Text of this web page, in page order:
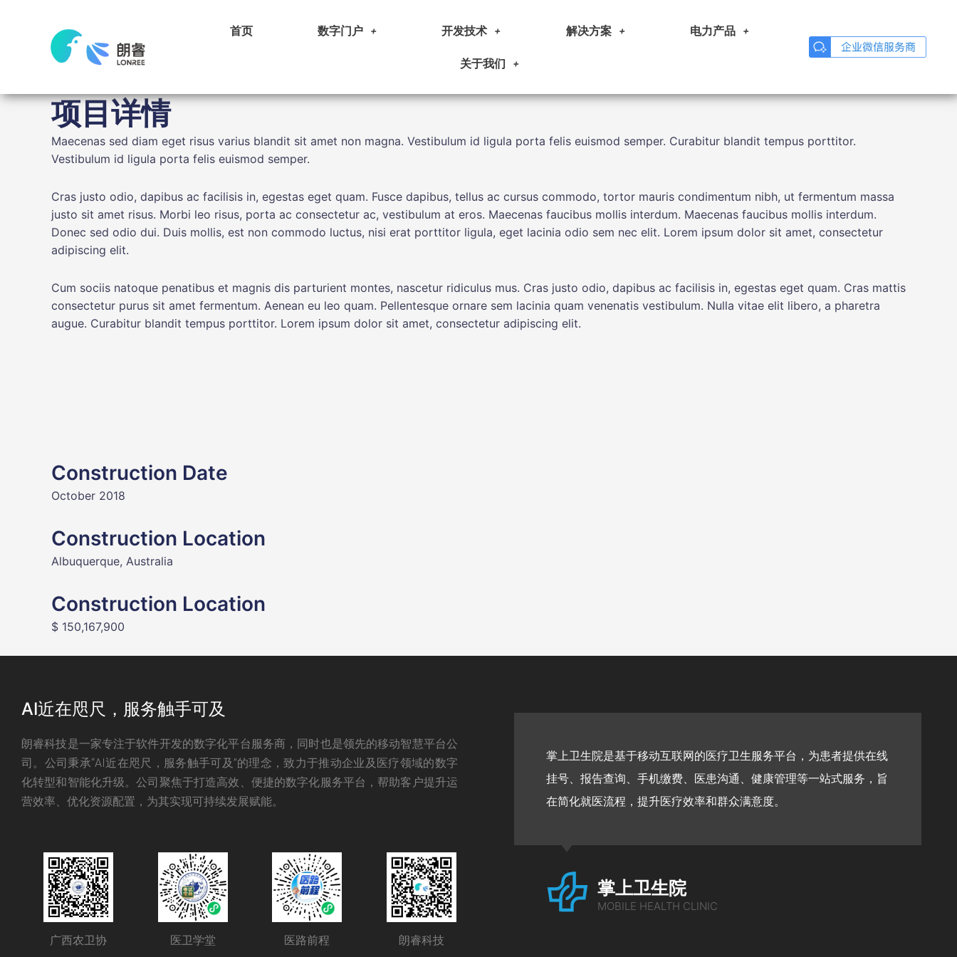
首页 数字门户 开发技术 解决方案 电力产品
关于我们
项目详情
Maecenas sed diam eget risus varius blandit sit amet non magna. Vestibulum id ligula porta felis euismod semper. Curabitur blandit tempus porttitor.
Vestibulum id ligula porta felis euismod semper.
Cras justo odio, dapibus ac facilisis in, egestas eget quam. Fusce dapibus, tellus ac cursus commodo, tortor mauris condimentum nibh, ut fermentum massa
justo sit amet risus. Morbi leo risus, porta ac consectetur ac, vestibulum at eros. Maecenas faucibus mollis interdum. Maecenas faucibus mollis interdum.
Donec sed odio dui. Duis mollis, est non commodo luctus, nisi erat porttitor ligula, eget lacinia odio sem nec elit. Lorem ipsum dolor sit amet, consectetur
adipiscing elit.
Cum sociis natoque penatibus et magnis dis parturient montes, nascetur ridiculus mus. Cras justo odio, dapibus ac facilisis in, egestas eget quam. Cras mattis
consectetur purus sit amet fermentum. Aenean eu leo quam. Pellentesque ornare sem lacinia quam venenatis vestibulum. Nulla vitae elit libero, a pharetra
augue. Curabitur blandit tempus porttitor. Lorem ipsum dolor sit amet, consectetur adipiscing elit.
Construction Date
October 2018
Construction Location
Albuquerque, Australia
Construction Location
$ 150,167,900
AI近在咫尺，服务触手可及
朗睿科技是一家专注于软件开发的数字化平台服务商，同时也是领先的移动智慧平台公
司。公司秉承“AI近在咫尺，服务触手可及”的理念，致力于推动企业及医疗领域的数字
化转型和智能化升级。公司聚焦于打造高效、便捷的数字化服务平台，帮助客户提升运
营效率、优化资源配置，为其实现可持续发展赋能。
广西农卫协 医卫学堂 医路前程 朗睿科技
致力于为医疗行业从业者和医学生提供一个职业发展、学习培训、就
业服务平台，旨在为医院和求职者提供便捷的就业服务。通过丰富的
资源和功能，帮助他们在职业道路上不断前行，实现个人价值与职业
医路前程
‌掌上卫生院是基于移动互联网的医疗卫生服务平台，为患者提供‌在线
挂号、报告查询、手机缴费、医患沟通、健康管理‌等一站式服务，旨
在简化就医流程，提升医疗效率和群众满意度。
掌上卫生院
MOBILE HEALTH CLINIC